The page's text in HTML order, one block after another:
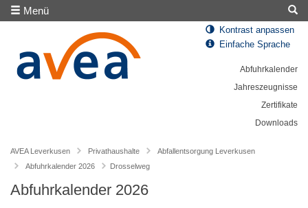
Menü
Kontrast anpassen
Einfache Sprache
Abfuhrkalender
Jahreszeugnisse
Zertifikate
Downloads
AVEA Leverkusen Privathaushalte
Abfallentsorgung Leverkusen
Abfuhrkalender 2026
Drosselweg
Abfuhrkalender 2026